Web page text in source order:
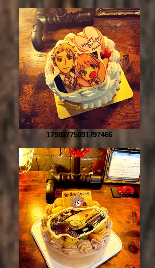
17981775091797466